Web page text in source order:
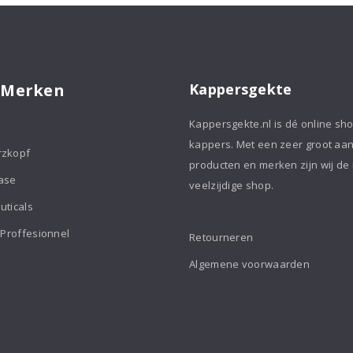
Proffesionnel
Kappersgekte
Kappersgekte.nl is dé online
kappers. Met een zeer groot
producten en merken zijn wij de
veelzijdige shop.
Retourneren
Algemene voorwaarden